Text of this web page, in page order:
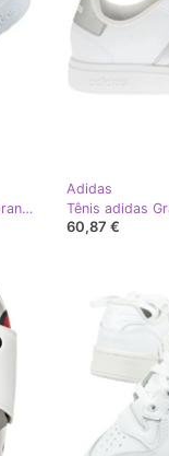
Tênis Adidas Grand Court W GX7157 branco
Adidas
60,87 €